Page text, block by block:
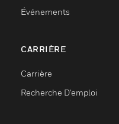
Événements
CARRIÈRE
Carrière
Recherche D'emploi